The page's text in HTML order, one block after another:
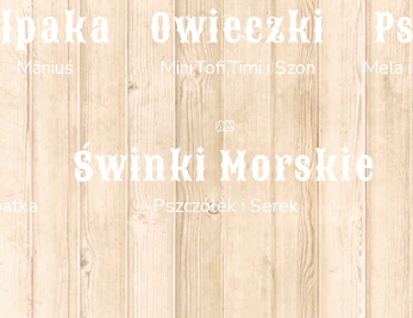
Maniuś
Owieczki
Mini,Tofi,Timi i Szon Mela
Świnki Morskie
Pszczółek i Serek